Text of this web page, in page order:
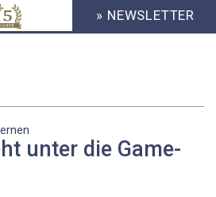
HEADER
MENU
» NEWSLETTER
unter die Game-